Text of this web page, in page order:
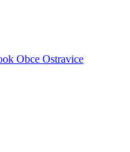
Obce Ostravice